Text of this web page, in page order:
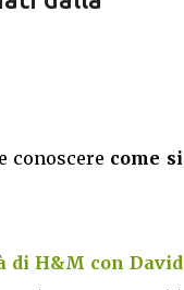
conoscere come si
di H&M con David